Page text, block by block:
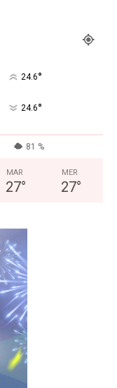
24.6°
24.6°
81 %
MAR
27°
MER
27°